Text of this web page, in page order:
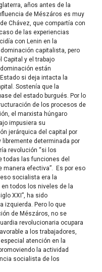
años antes de la
de Mészáros es muy
Chávez, que compartía con
de las experiencias
con Lenin en la
capitalista, pero
Capital y el trabajo
están
si deja intacta la
Sostenía que la
del estado burgués. Por lo
de los procesos de
el marxista húngaro
impusiera su
jerárquica del capital por
determinada por
revolución “si los
todas las funciones del
manera efectiva”. Es por eso
socialista era la
todos los niveles de la
XXI”, ha sido
izquierda. Pero lo que
de Mészáros, no se
revolucionaria ocupara
a los trabajadores,
atención en la
la actividad
socialista de los